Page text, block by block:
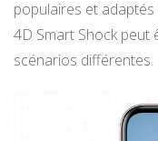
populaires et
4D Smart Shock peut
scénarios différentes.